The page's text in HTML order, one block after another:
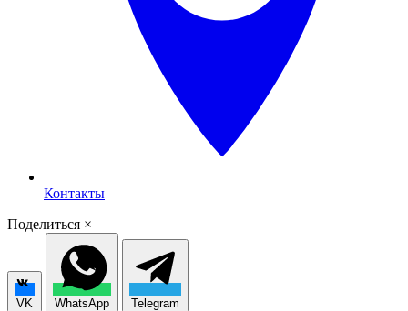
Контакты
Поделиться ×
VK WhatsApp Telegram